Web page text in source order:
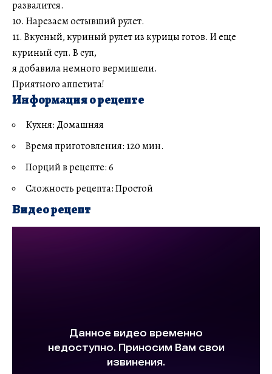
развалится.
10. Нарезаем остывший рулет.
11. Вкусный, куриный рулет из курицы готов. И еще
куриный суп. В суп,
я добавила немного вермишели.
Приятного аппетита!
Информация о рецепте
Кухня: Домашняя
Время приготовления: 120 мин.
Порций в рецепте: 6
Сложность рецепта: Простой
Видео рецепт